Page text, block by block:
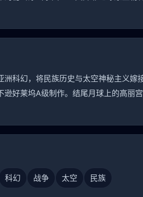
洲科幻，将民族历史与太空神秘主义嫁
逊好莱坞A级制作。结尾月球上的高丽
科幻 战争 太空 民族